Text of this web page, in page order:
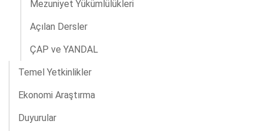
Mezuniyet Yükümlülükleri
Açılan Dersler
ÇAP ve YANDAL
Temel Yetkinlikler
Ekonomi Araştırma
Duyurular